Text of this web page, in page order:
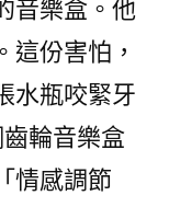
音樂盒。他
這份害怕，
水瓶咬緊牙
齒輪音樂盒
情感調節